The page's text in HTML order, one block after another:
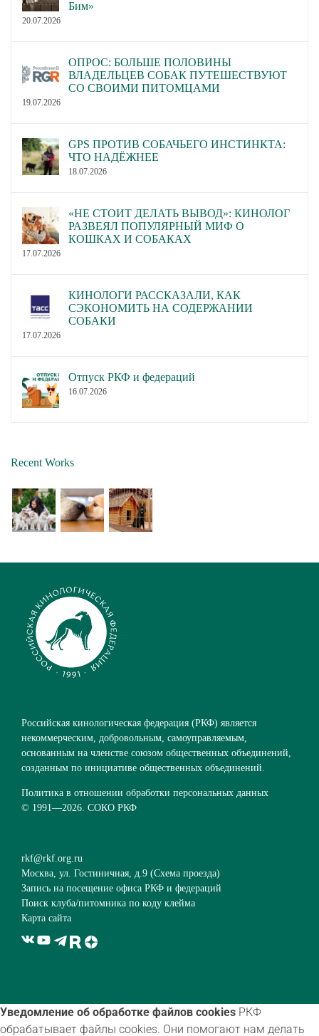
Бим»
20.07.2026
ОПРОС: БОЛЬШЕ ПОЛОВИНЫ
ВЛАДЕЛЬЦЕВ СОБАК ПУТЕШЕСТВУЮТ
СО СВОИМИ ПИТОМЦАМИ
19.07.2026
GPS ПРОТИВ СОБАЧЬЕГО ИНСТИНКТА:
ЧТО НАДЁЖНЕЕ
18.07.2026
«НЕ СТОИТ ДЕЛАТЬ ВЫВОД»: КИНОЛОГ
РАЗВЕЯЛ ПОПУЛЯРНЫЙ МИФ О
КОШКАХ И СОБАКАХ
17.07.2026
КИНОЛОГИ РАССКАЗАЛИ, КАК
СЭКОНОМИТЬ НА СОДЕРЖАНИИ
СОБАКИ
17.07.2026
Отпуск РКФ и федераций
16.07.2026
Recent Works
Российская кинологическая федерация (РКФ) является
некоммерческим, добровольным, самоуправляемым,
основанным на членстве союзом общественных объединений,
созданным по инициативе общественных объединений.
Политика в отношении обработки персональных данных
© 1991—2026. СОКО РКФ
rkf@rkf.org.ru
Москва, ул. Гостиничная, д.9 (Схема проезда)
Запись на посещение офиса РКФ и федераций
Поиск клуба/питомника по коду клейма
Карта сайта
Уведомление об обработке файлов cookies РКФ
обрабатывает файлы cookies. Они помогают нам делать